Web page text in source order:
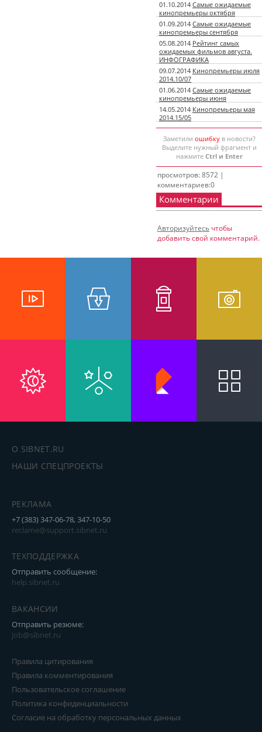
01.10.2014 Самые ожидаемые
кинопремьеры октября
01.09.2014 Самые ожидаемые
кинопремьеры сентября
05.08.2014 Рейтинг самых
ожидаемых фильмов августа.
ИНФОГРАФИКА
09.07.2014 Кинопремьеры июля
2014.10/07
01.06.2014 Самые ожидаемые
кинопремьеры июня
14.05.2014 Кинопремьеры мая
2014.15/05
Заметили ошибкув новости?
Выделите нужный фрагмент и
нажмите Ctrl и Enter
просмотров: 8572 |
комментариев:0
Комментарии
Авторизуйтесь чтобы
добавить свой комментарий.
О SIBNET.RU
НАШИ СПЕЦПРОЕКТЫ
РЕКЛАМА
+7 (383) 347-06-78, 347-10-50
reclame@support.sibnet.ru
ТЕХПОДДЕРЖКА
Отправить сообщение:
help.sibnet.ru
ВАКАНСИИ
Отправить резюме:
job@sibnet.ru
Правила цитирования
Правила комментирования
Пользовательское соглашение
Политика конфиденциальности
Согласие на обработку персональных данных